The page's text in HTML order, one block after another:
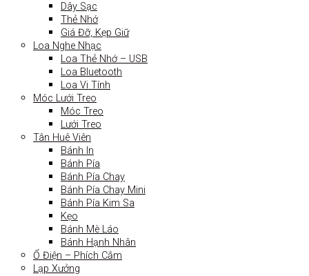
Dây Sạc
Thẻ Nhớ
Giá Đỡ, Kẹp Giữ
Loa Nghe Nhạc
Loa Thẻ Nhớ – USB
Loa Bluetooth
Loa Vi Tính
Móc Lưới Treo
Móc Treo
Lưới Treo
Tân Huê Viên
Bánh In
Bánh Pía
Bánh Pía Chay
Bánh Pía Chay Mini
Bánh Pía Kim Sa
Kẹo
Bánh Mè Láo
Bánh Hạnh Nhân
Ổ Điện – Phích Cắm
Lạp Xưởng